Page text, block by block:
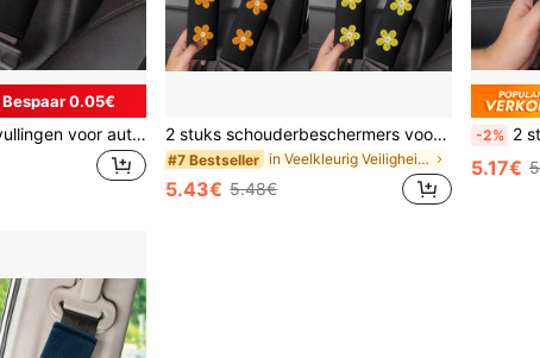
Bespaar 0.05€
2 stuks schoudervullingen voor autogordels, geborduurd ontwerp, comfortabel voor bestuurder en passagier het hele seizoen, duurzame veiligheidsgordelaccessoires, nieuwe schoudervullingen (2025), geschikt voor de meeste voertuigen, accessoires voor auto-interieurs 2 stuks schouderbeschermers voor autogordels, schouderbeschermers met geborduurde bloemen, unisex autogordelkussens, zachte, ademende riemhoezen, essentiële zomeraccessoires voor in de auto
#7 Bestseller in Veelkleurig Veiligheidsgordelhoes
5.43€ 5.48€
-2% 2 stuks
5.17€